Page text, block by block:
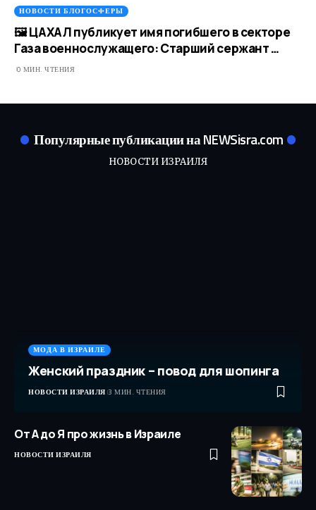
НОВОСТИ БЛОГОСФЕРЫ
🖼 ЦАХАЛ публикует имя погибшего в секторе
Газа военнослужащего: Старший сержант …
0 МИН. ЧТЕНИЯ
Популярные публикации на NEWSisra.com
НОВОСТИ ИЗРАИЛЯ
МОДА В ИЗРАИЛЕ
Женский праздник – повод для шопинга
НОВОСТИ ИЗРАИЛЯ 3 МИН. ЧТЕНИЯ
От А до Я про жизнь в Израиле
НОВОСТИ ИЗРАИЛЯ